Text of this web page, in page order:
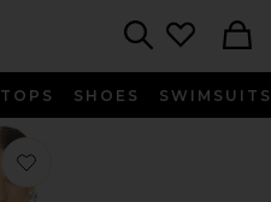
TOPS SHOES SWIMSUITS
Favorito Amina Jumpsuit en Los